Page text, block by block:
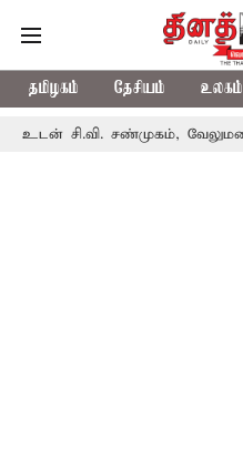
தமிழகம் தேசியம் உலகம்
சண்முகம், வேலுமணி சந்திப்பு